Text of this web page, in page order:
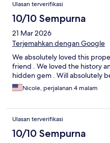
Ulasan terverifikasi
10/10 Sempurna
21 Mar 2026
Terjemahkan dengan Google
We absolutely loved this
friend . We loved the history
hidden gem . Will absolutely
Nicole, perjalanan 4 malam
Ulasan terverifikasi
10/10 Sempurna